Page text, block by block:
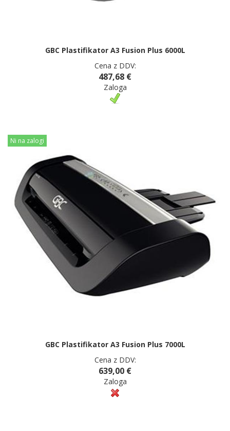
GBC Plastifikator A3 Fusion Plus 6000L
Cena z DDV:
487,68 €
Zaloga
Ni na zalogi
GBC Plastifikator A3 Fusion Plus 7000L
Cena z DDV:
639,00 €
Zaloga